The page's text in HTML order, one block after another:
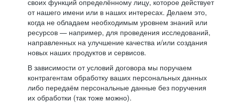
своих функций определённому лицу, которое действует
от нашего имени или в наших интересах. Делаем это,
когда не обладаем необходимым уровнем знаний или
ресурсов — например, для проведения исследований,
направленных на улучшение качества и/или создания
новых наших продуктов и сервисов.
В зависимости от условий договора мы поручаем
контрагентам обработку ваших персональных данных
либо передаём персональные данные без поручения
их обработки (так тоже можно).